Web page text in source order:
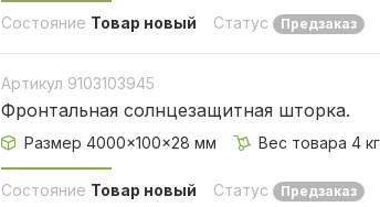
Состояние Товар новый Статус Предзаказ
Артикул 9103103945
Фронтальная солнцезащитная шторка.
Размер 4000×100×28 мм Вес товара 4 кг
Состояние Товар новый Статус Предзаказ